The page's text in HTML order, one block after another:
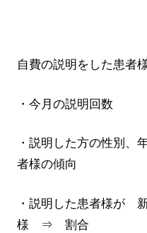
自費の説明をした患者
・今月の説明回数
・説明した方の性別
者様の傾向
・説明した患者様が
様 ⇒ 割合